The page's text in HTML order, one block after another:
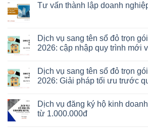
Tư vấn thành lập doanh
Dịch vụ sang tên sổ đỏ trọn
2026: cập nhập quy trình mới
Dịch vụ sang tên sổ đỏ trọn
2026: Giải pháp tối ưu trước
Dịch vụ đăng ký hộ kinh
từ 1.000.000đ